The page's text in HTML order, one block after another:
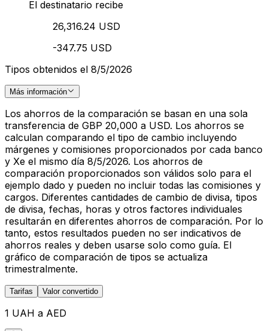
El destinatario recibe
26,316.24 USD
-347.75 USD
Tipos obtenidos el 8/5/2026
Más información
Los ahorros de la comparación se basan en una sola
transferencia de GBP 20,000 a USD. Los ahorros se
calculan comparando el tipo de cambio incluyendo
márgenes y comisiones proporcionados por cada banco
y Xe el mismo día 8/5/2026. Los ahorros de
comparación proporcionados son válidos solo para el
ejemplo dado y pueden no incluir todas las comisiones y
cargos. Diferentes cantidades de cambio de divisa, tipos
de divisa, fechas, horas y otros factores individuales
resultarán en diferentes ahorros de comparación. Por lo
tanto, estos resultados pueden no ser indicativos de
ahorros reales y deben usarse solo como guía. El
gráfico de comparación de tipos se actualiza
trimestralmente.
Tarifas Valor convertido
1 UAH a AED